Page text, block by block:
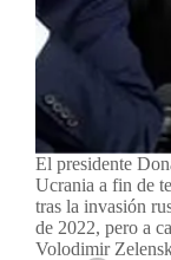
El presidente
Ucrania a fin de
tras la invasión
de 2022, pero a
Volodimir